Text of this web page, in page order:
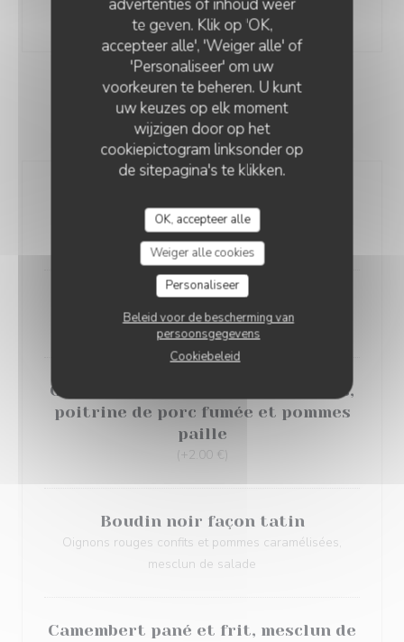
advertenties of inhoud weer
te geven. Klik op 'OK,
accepteer alle', 'Weiger alle' of
'Personaliseer' om uw
voorkeuren te beheren. U kunt
uw keuzes op elk moment
wijzigen door op het
cookiepictogram linksonder op
de sitepagina's te klikken.
OK, accepteer alle
Weiger alle cookies
Personaliseer
Beleid voor de bescherming van
persoonsgegevens
Cookiebeleid
21,90 EUR
ENTRÉES
Entrée seul 8.50 €
charentais/concombre et menthe
dés de feta
Filet de hareng fumé, légumes
tièdes et sauce aïoli
Œuf mollet, crème de champignons,
poitrine de porc fumée et pommes
paille
(+2.00 €)
Boudin noir façon tatin
Oignons rouges confits et pommes caramélisées,
mesclun de salade
Camembert pané et frit, mesclun de